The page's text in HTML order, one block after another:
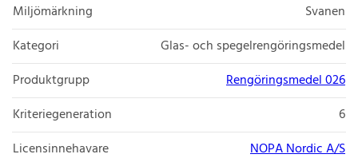
Miljömärkning
Svanen
Kategori
Glas- och spegelrengöringsmedel
Produktgrupp
Rengöringsmedel 026
Kriteriegeneration
6
Licensinnehavare
NOPA Nordic A/S